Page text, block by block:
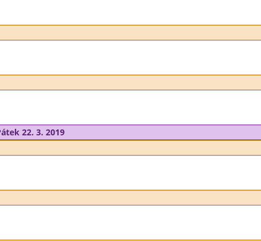
22. 3. 2019